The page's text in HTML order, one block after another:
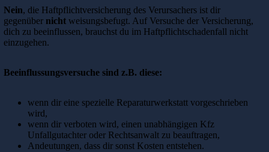
Nein, die Haftpflichtversicherung des Verursachers ist dir
gegenüber nicht weisungsbefugt. Auf Versuche der Versicherung,
dich zu beeinflussen, brauchst du im Haftpflichtschadenfall nicht
einzugehen.
Beeinflussungsversuche sind z.B. diese:
wenn dir eine spezielle Reparaturwerkstatt vorgeschrieben
wird,
wenn dir verboten wird, einen unabhängigen Kfz
Unfallgutachter oder Rechtsanwalt zu beauftragen,
Andeutungen, dass dir sonst Kosten entstehen.